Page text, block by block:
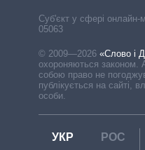
Cуб'єкт у сфері онлайн-
05063
© 2009—2026 «Слово і
охороняються законом.
собою право не
публікується на сайті,
особи.
УКР РОС